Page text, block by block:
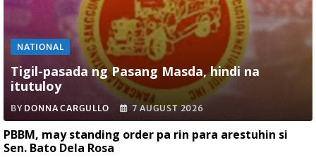
NATIONAL
Tigil-pasada ng Pasang Masda, hindi na
itutuloy
BY DONNA CARGULLO 7 AUGUST 2026
PBBM, may standing order pa rin para arestuhin si
Sen. Bato Dela Rosa